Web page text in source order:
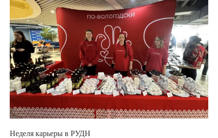
Неделя карьеры в РУДН